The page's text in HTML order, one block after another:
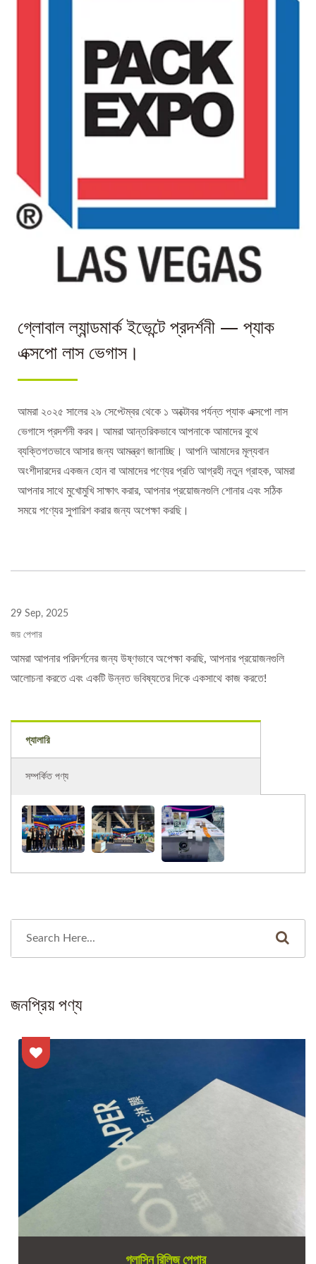
গ্লোবাল ল্যান্ডমার্ক ইভেন্টে প্রদর্শনী — প্যাক
এক্সপো লাস ভেগাস।
আমরা ২০২৫ সালের ২৯ সেপ্টেম্বর থেকে ১ অক্টোবর পর্যন্ত প্যাক এক্সপো লাস
ভেগাসে প্রদর্শনী করব। আমরা আন্তরিকভাবে আপনাকে আমাদের বুথে
ব্যক্তিগতভাবে আসার জন্য আমন্ত্রণ জানাচ্ছি। আপনি আমাদের মূল্যবান
অংশীদারদের একজন হোন বা আমাদের পণ্যের প্রতি আগ্রহী নতুন গ্রাহক, আমরা
আপনার সাথে মুখোমুখি সাক্ষাৎ করার, আপনার প্রয়োজনগুলি শোনার এবং সঠিক
সময়ে পণ্যের সুপারিশ করার জন্য অপেক্ষা করছি।
29 Sep, 2025
জয় পেপার
আমরা আপনার পরিদর্শনের জন্য উষ্ণভাবে অপেক্ষা করছি, আপনার প্রয়োজনগুলি
আলোচনা করতে এবং একটি উন্নত ভবিষ্যতের দিকে একসাথে কাজ করতে!
গ্যালারি
সম্পর্কিত পণ্য
জনপ্রিয় পণ্য
গ্লাসিন রিলিজ পেপার